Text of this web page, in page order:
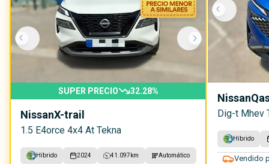
SUPER PRECIO 32.28%
NissanX-trail
1.5 E4orce 4x4 At Tekna
Híbrido 2024 41.097 km Automático
Nissan
Dig-t Mhev
Híbrido
Vendido